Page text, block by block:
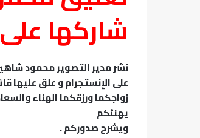
شاركها
نشر مدير التصوير محمود
على الإنستجرام و علق عليها
زواجكما ورزقكما الهناء
يهنئكم
ويشرح صدوركم .